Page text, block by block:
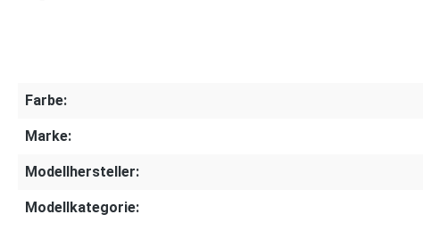
Farbe:
Marke:
Modellhersteller:
Modellkategorie: